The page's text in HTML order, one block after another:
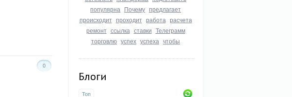
популярна Почему предлагает
происходит проходит работа расчета
ремонт ссылка ставки Телеграмм
торговлю успех успеха чтобы
Блоги
Топ
0